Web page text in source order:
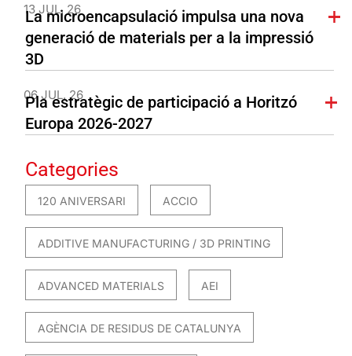
13 JUL. 26
La microencapsulació impulsa una nova
generació de materials per a la impressió
3D
06 JUL. 26
Pla estratègic de participació a Horitzó
Europa 2026-2027
Categories
120 ANIVERSARI ACCIO
ADDITIVE MANUFACTURING / 3D PRINTING
ADVANCED MATERIALS AEI
AGÈNCIA DE RESIDUS DE CATALUNYA